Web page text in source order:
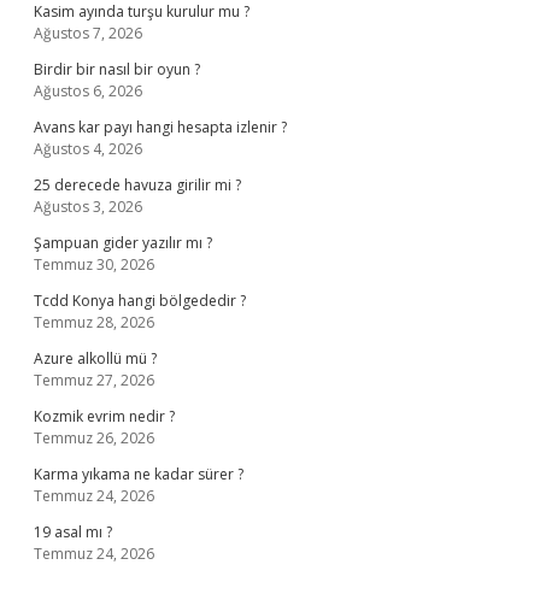
Kasim ayında turşu kurulur mu ?
Ağustos 7, 2026
Birdir bir nasıl bir oyun ?
Ağustos 6, 2026
Avans kar payı hangi hesapta izlenir ?
Ağustos 4, 2026
25 derecede havuza girilir mi ?
Ağustos 3, 2026
Şampuan gider yazılır mı ?
Temmuz 30, 2026
Tcdd Konya hangi bölgededir ?
Temmuz 28, 2026
Azure alkollü mü ?
Temmuz 27, 2026
Kozmik evrim nedir ?
Temmuz 26, 2026
Karma yıkama ne kadar sürer ?
Temmuz 24, 2026
19 asal mı ?
Temmuz 24, 2026